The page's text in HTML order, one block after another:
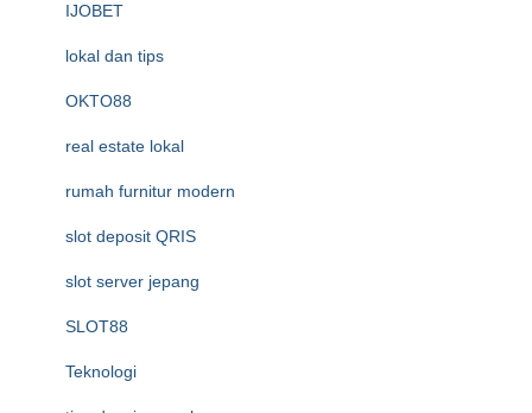
IJOBET
lokal dan tips
OKTO88
real estate lokal
rumah furnitur modern
slot deposit QRIS
slot server jepang
SLOT88
Teknologi